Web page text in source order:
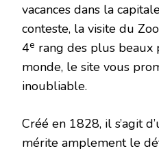
vacances dans la
conteste, la visite du
4e rang des plus beaux
monde, le site vous
inoubliable.
Créé en 1828, il s’agit
mérite amplement le